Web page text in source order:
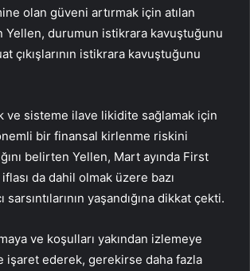
olan güveni artırmak için atılan
Yellen, durumun istikrara kavuştuğunu
çıkışlarının istikrara kavuştuğunu
ve sisteme ilave likidite sağlamak için
bir finansal kirlenme riskini
belirten Yellen, Mart ayında First
iflası da dahil olmak üzere bazı
yaşandığına dikkat çekti.
ve koşulları yakından izlemeye
işaret ederek, gerekirse daha fazla